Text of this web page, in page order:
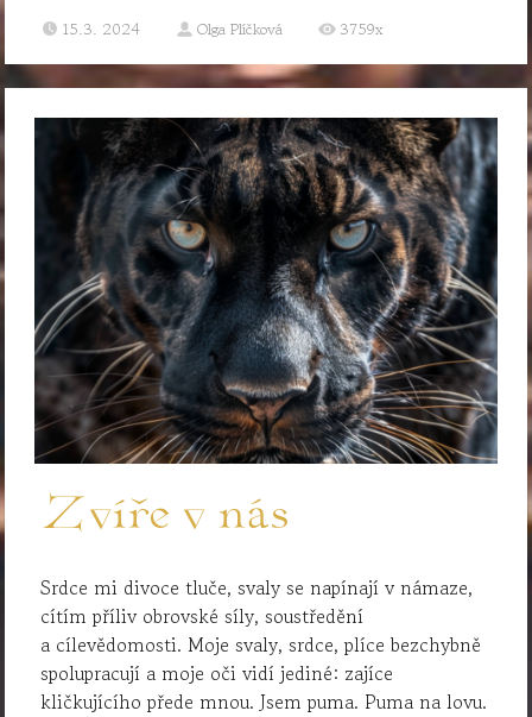
15.3. 2024 Olga Plíčková 3759x
Zvíře v nás
Srdce mi divoce tluče, svaly se napínají v námaze,
cítím příliv obrovské síly, soustředění
a cílevědomosti. Moje svaly, srdce, plíce bezchybně
spolupracují a moje oči vidí jediné: zajíce
kličkujícího přede mnou. Jsem puma. Puma na lovu.